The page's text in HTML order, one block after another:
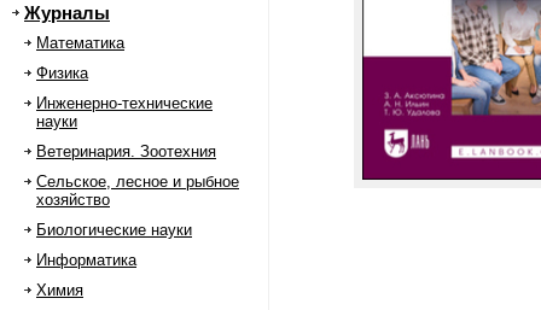
Журналы
Математика
Физика
Инженерно-технические
науки
Ветеринария. Зоотехния
Сельское, лесное и рыбное
хозяйство
Биологические науки
Информатика
Химия